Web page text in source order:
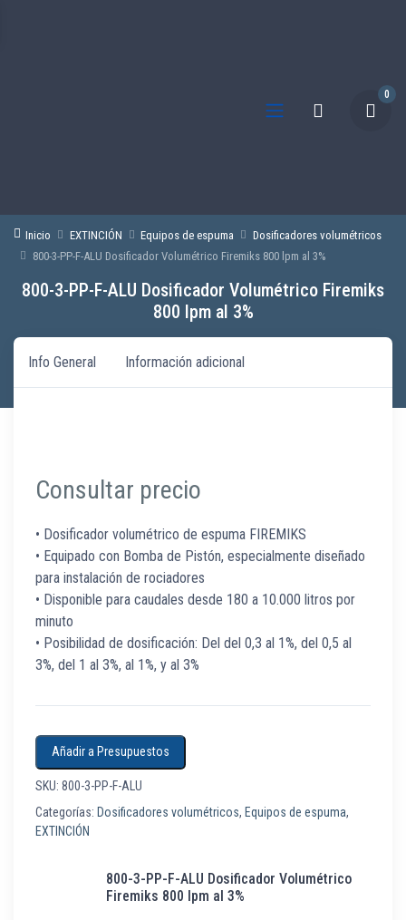
0
Inicio EXTINCIÓN Equipos de espuma
Dosificadores volumétricos
800-3-PP-F-ALU Dosificador Volumétrico Firemiks 800 lpm al 3%
800-3-PP-F-ALU Dosificador Volumétrico Firemiks
800 lpm al 3%
Info General Información adicional
Consultar precio
• Dosificador volumétrico de espuma FIREMIKS
• Equipado con Bomba de Pistón, especialmente diseñado
para instalación de rociadores
• Disponible para caudales desde 180 a 10.000 litros por
minuto
• Posibilidad de dosificación: Del del 0,3 al 1%, del 0,5 al
3%, del 1 al 3%, al 1%, y al 3%
Añadir a Presupuestos
SKU: 800-3-PP-F-ALU
Categorías: Dosificadores volumétricos, Equipos de espuma,
EXTINCIÓN
800-3-PP-F-ALU Dosificador Volumétrico
Firemiks 800 lpm al 3%